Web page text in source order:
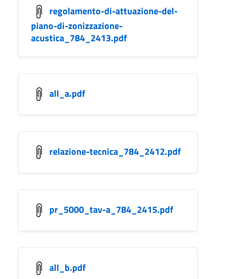
regolamento-di-attuazione-del-
piano-di-zonizzazione-
acustica_784_2413.pdf
all_a.pdf
relazione-tecnica_784_2412.pdf
pr_5000_tav-a_784_2415.pdf
all_b.pdf